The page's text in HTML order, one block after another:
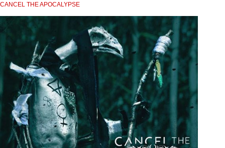
CANCEL THE APOCALYPSE